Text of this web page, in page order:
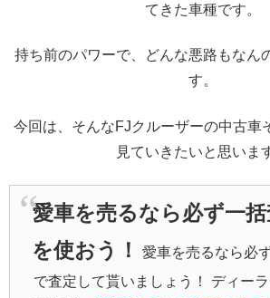
てきた車種です。
持ち前のパワーで、どんな悪路もなん
す。
今回は、そんなFJクルーザーの中古車
見ていきたいと思いま
愛車を売るなら必ず一
を使おう！
愛車を売るなら必
で査定して貰いましょう！ ディー